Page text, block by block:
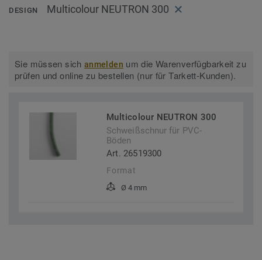
DESIGN Multicolour NEUTRON 300
Sie müssen sichanmelden um die Warenverfügbarkeit zu
prüfen und online zu bestellen (nur für Tarkett-Kunden).
Multicolour NEUTRON 300
Schweißschnur für PVC-
Böden
Art. 26519300
Format
Ø 4 mm